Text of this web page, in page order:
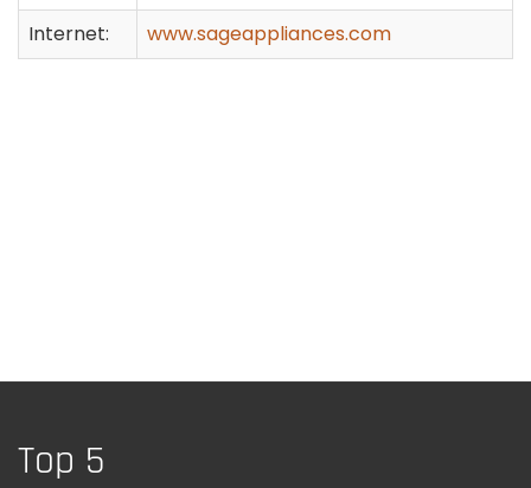
Internet:
www.sageappliances.com
Top 5